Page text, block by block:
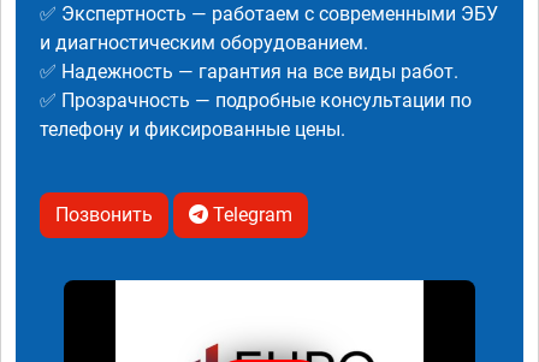
✅ Экспертность — работаем с современными ЭБУ
и диагностическим оборудованием.
✅ Надежность — гарантия на все виды работ.
✅ Прозрачность — подробные консультации по
телефону и фиксированные цены.
Позвонить Telegram